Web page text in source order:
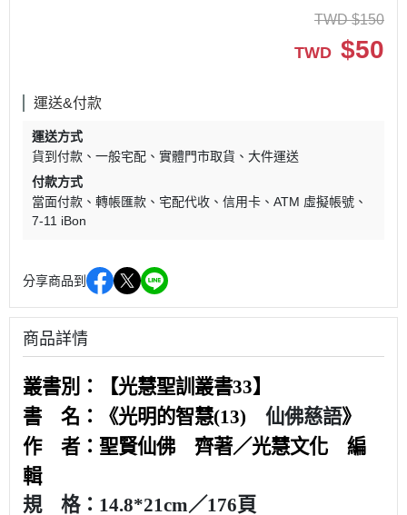
TWD $150
TWD $50
運送&付款
運送方式
貨到付款
一般宅配 實體門市取貨
大件運送
付款方式
當面付款
轉帳匯款 宅配代收 信用卡
ATM 虛擬帳號
7-11 iBon
分享商品到
商品詳情
叢書別：【光慧聖訓叢書33】
書 名：《光明的智慧(13) 仙佛慈語》
作 者：聖賢仙佛 齊著／光慧文化 編
輯
規 格：14.8*21cm／176頁